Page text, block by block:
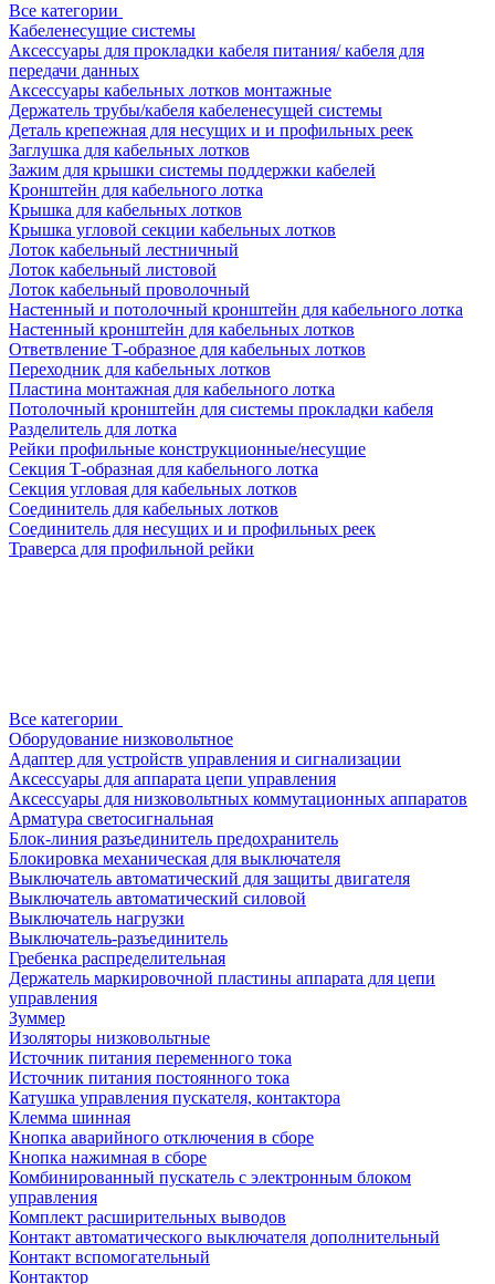
Все категории
Кабеленесущие системы
Аксессуары для прокладки кабеля питания/ кабеля для
передачи данных
Аксессуары кабельных лотков монтажные
Держатель трубы/кабеля кабеленесущей системы
Деталь крепежная для несущих и и профильных реек
Заглушка для кабельных лотков
Зажим для крышки системы поддержки кабелей
Кронштейн для кабельного лотка
Крышка для кабельных лотков
Крышка угловой секции кабельных лотков
Лоток кабельный лестничный
Лоток кабельный листовой
Лоток кабельный проволочный
Настенный и потолочный кронштейн для кабельного лотка
Настенный кронштейн для кабельных лотков
Ответвление Т-образное для кабельных лотков
Переходник для кабельных лотков
Пластина монтажная для кабельного лотка
Потолочный кронштейн для системы прокладки кабеля
Разделитель для лотка
Рейки профильные конструкционные/несущие
Секция Т-образная для кабельного лотка
Секция угловая для кабельных лотков
Соединитель для кабельных лотков
Соединитель для несущих и и профильных реек
Траверса для профильной рейки
Все категории
Оборудование низковольтное
Адаптер для устройств управления и сигнализации
Аксессуары для аппарата цепи управления
Аксессуары для низковольтных коммутационных аппаратов
Арматура светосигнальная
Блок-линия разъединитель предохранитель
Блокировка механическая для выключателя
Выключатель автоматический для защиты двигателя
Выключатель автоматический силовой
Выключатель нагрузки
Выключатель-разъединитель
Гребенка распределительная
Держатель маркировочной пластины аппарата для цепи
управления
Зуммер
Изоляторы низковольтные
Источник питания переменного тока
Источник питания постоянного тока
Катушка управления пускателя, контактора
Клемма шинная
Кнопка аварийного отключения в сборе
Кнопка нажимная в сборе
Комбинированный пускатель с электронным блоком
управления
Комплект расширительных выводов
Контакт автоматического выключателя дополнительный
Контакт вспомогательный
Контактор